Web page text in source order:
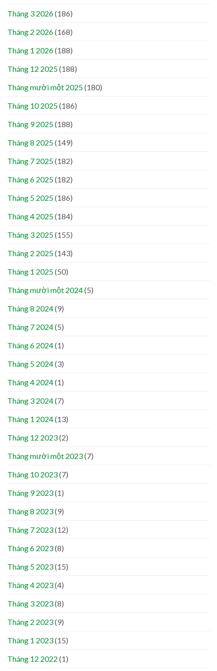
Tháng 3 2026(186)
Tháng 2 2026(168)
Tháng 1 2026(188)
Tháng 12 2025(188)
Tháng mười một 2025(180)
Tháng 10 2025(186)
Tháng 9 2025(188)
Tháng 8 2025(149)
Tháng 7 2025(182)
Tháng 6 2025(182)
Tháng 5 2025(186)
Tháng 4 2025(184)
Tháng 3 2025(155)
Tháng 2 2025(143)
Tháng 1 2025(50)
Tháng mười một 2024(5)
Tháng 8 2024(9)
Tháng 7 2024(5)
Tháng 6 2024(1)
Tháng 5 2024(3)
Tháng 4 2024(1)
Tháng 3 2024(7)
Tháng 1 2024(13)
Tháng 12 2023(2)
Tháng mười một 2023(7)
Tháng 10 2023(7)
Tháng 9 2023(1)
Tháng 8 2023(9)
Tháng 7 2023(12)
Tháng 6 2023(8)
Tháng 5 2023(15)
Tháng 4 2023(4)
Tháng 3 2023(8)
Tháng 2 2023(9)
Tháng 1 2023(15)
Tháng 12 2022 (1)